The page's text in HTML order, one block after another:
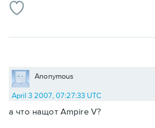
Anonymous
April 3 2007, 07:27:33 UTC
а что нащот Ampire V?